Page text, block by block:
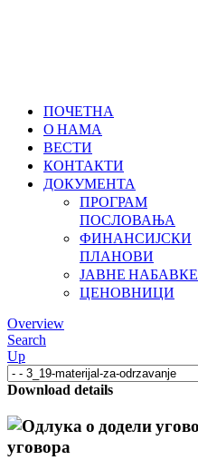
ПОЧЕТНА
О НАМА
ВЕСТИ
КОНТАКТИ
ДОКУМЕНТА
ПРОГРАМ
ПОСЛОВАЊА
ФИНАНСИЈСКИ
ПЛАНОВИ
ЈАВНЕ НАБАВКЕ
ЦЕНОВНИЦИ
Overview
Search
Up
Download details
уговора